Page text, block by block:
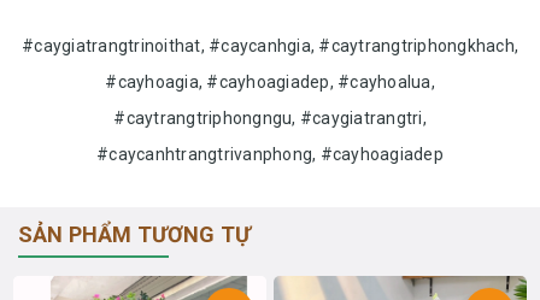
#caygiatrangtrinoithat, #caycanhgia, #caytrangtriphongkhach,
#cayhoagia, #cayhoagiadep, #cayhoalua,
#caytrangtriphongngu, #caygiatrangtri,
#caycanhtrangtrivanphong, #cayhoagiadep
SẢN PHẨM TƯƠNG TỰ